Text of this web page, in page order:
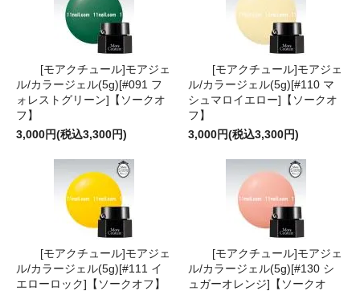
[モアクチュール]モアジェ
ル/カラージェル(5g)[#091 フ
ォレストグリーン]【ソークオ
フ】
3,000円(税込3,300円)
[モアクチュール]モアジェ
ル/カラージェル(5g)[#110 マ
シュマロイエロー]【ソークオ
フ】
3,000円(税込3,300円)
[モアクチュール]モアジェ
ル/カラージェル(5g)[#111 イ
エローロック]【ソークオフ】
[モアクチュール]モアジェ
ル/カラージェル(5g)[#130 シ
ュガーオレンジ]【ソークオ